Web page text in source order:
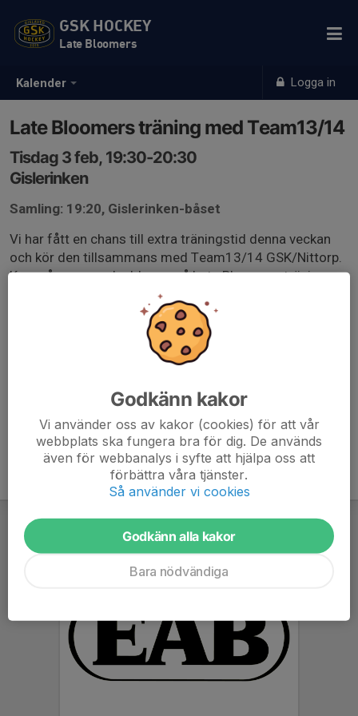
Kalender Logga in
GSK HOCKEY
Late Bloomers
Late Bloomers träning med Team13/14
Tisdag 3 feb, 19:30-20:30
Gislerinken
Samling: 19:20, Gislerinken-båset
Vi har fått en chans till extra träningstid denna veckan
och kör den tillsammans med Team13/14 GSK/Nittorp.
Krav på samma skydd som på Late Bloomers träningar
(Hjälm med galler, Skridskor, Handskar, Halsskydd-all
övrig utrustning är en rekommendation).
Hoppas att så många som möjligt kan komma, det blir
Godkänn kakor
Vi använder oss av kakor (cookies) för att vår
webbplats ska fungera bra för dig. De används
även för webbanalys i syfte att hjälpa oss att
förbättra våra tjänster.
Så använder vi cookies
Godkänn alla kakor
Bara nödvändiga